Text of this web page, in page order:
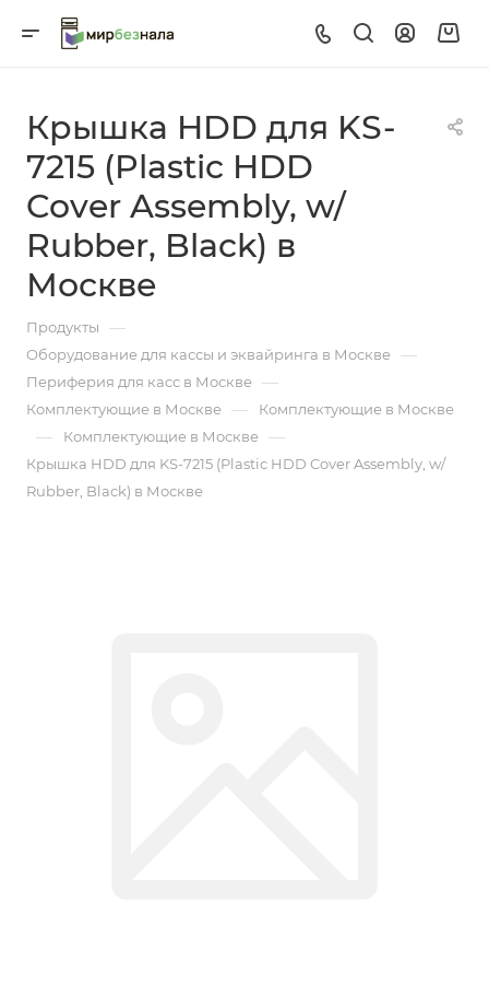
Крышка HDD для KS-
7215 (Plastic HDD
Cover Assembly, w/
Rubber, Black) в
Москве
Продукты —
Оборудование для кассы и эквайринга в Москве —
Периферия для касс в Москве —
Комплектующие в Москве — Комплектующие в Москве
— Комплектующие в Москве —
Крышка HDD для KS-7215 (Plastic HDD Cover Assembly, w/
Rubber, Black) в Москве